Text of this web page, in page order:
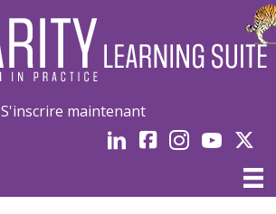
S'inscrire maintenant
LinkedInFacebookInstagramYoutube